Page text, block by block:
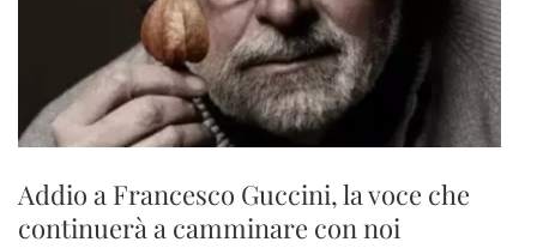
Addio a Francesco Guccini, la voce che
continuerà a camminare con noi